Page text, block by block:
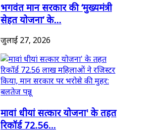
भगवंत मान सरकार की ‘मुख्यमंत्री
सेहत योजना’ के...
जुलाई 27, 2026
मावां धीयां सत्कार योजना' के तहत
रिकॉर्ड 72.56...